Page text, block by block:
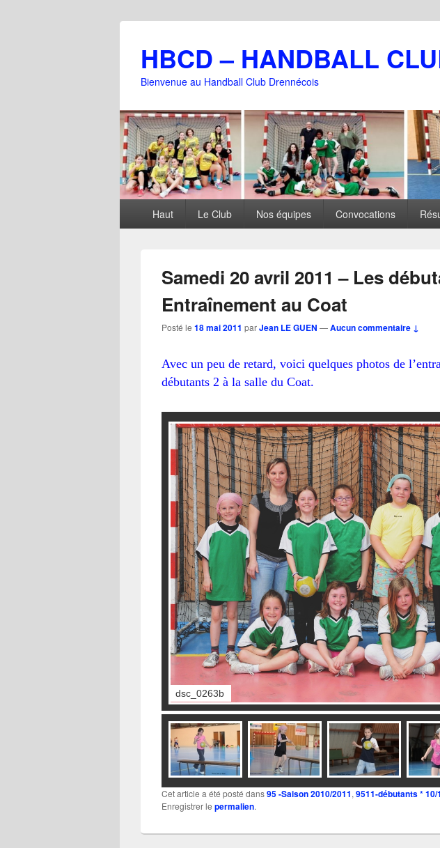
HBCD – HANDBALL
Bienvenue au Handball Club Drennécois
principalHaut Le Club Nos équipes Convocations
Samedi 20 avril 2011 – Les
Entraînement au Coat
Posté le 18 mai 2011 parJean LE GUEN —Aucun commentaire ↓
Avec un peu de retard, voici quelques photos de
débutants 2 à la salle du Coat.
Cet article a été posté dans95 -Saison 2010/2011, 9511-débutants * 10/
Enregistrer le permalien.